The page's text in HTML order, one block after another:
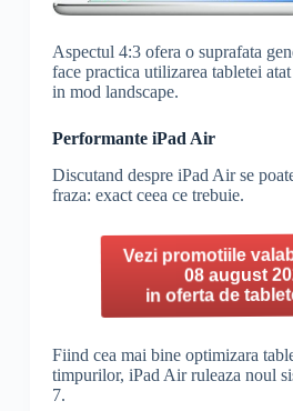
Aspectul 4:3 ofera o suprafata
face practica utilizarea tabletei
in mod landscape.
Performante iPad Air
Discutand despre iPad Air se
fraza: exact ceea ce trebuie.
Vezi promotiile
08 august
in oferta de
Fiind cea mai bine optimizara
timpurilor, iPad Air ruleaza noul
7.